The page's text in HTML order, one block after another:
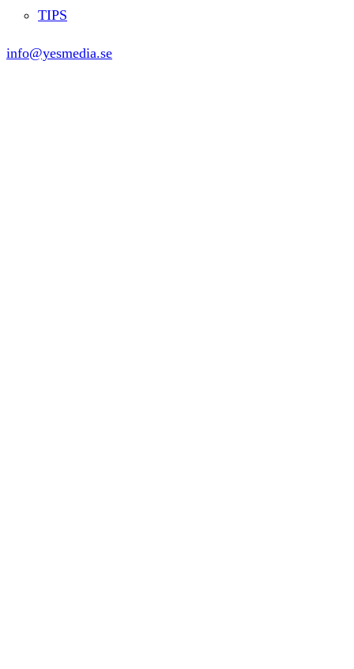
TIPS
info@yesmedia.se